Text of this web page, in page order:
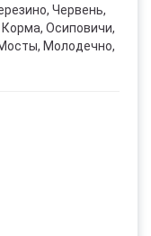
Червень,
Осиповичи,
Молодечно,